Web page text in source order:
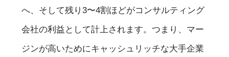
へ、そして残り3〜4割ほどがコンサルティング
会社の利益として計上されます。つまり、マー
ジンが高いためにキャッシュリッチな大手企業